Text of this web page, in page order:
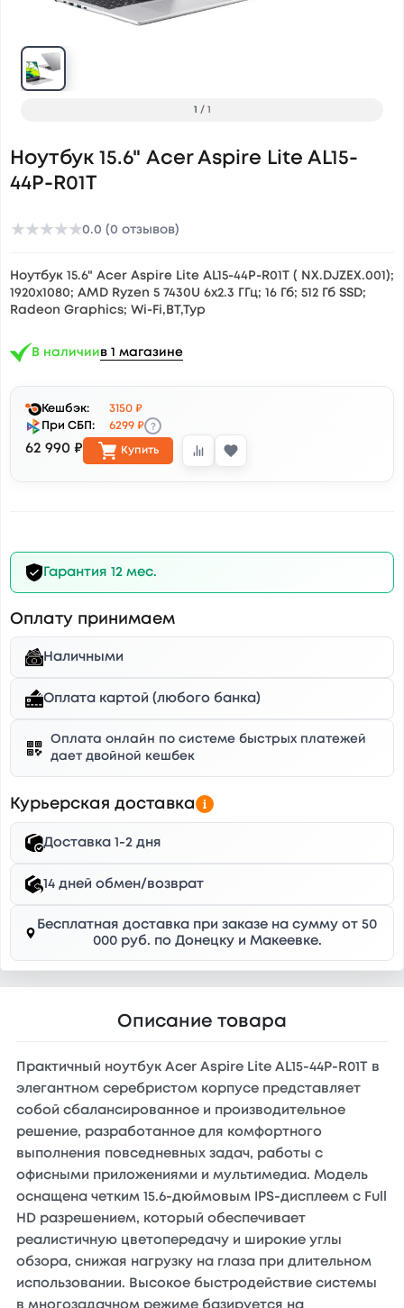
1 / 1
Ноутбук 15.6" Acer Aspire Lite AL15-
44P-R01T
★★★★★0.0 (0 отзывов)
Ноутбук 15.6" Acer Aspire Lite AL15-44P-R01T ( NX.DJZEX.001);
1920х1080; AMD Ryzen 5 7430U 6x2.3 ГГц; 16 Гб; 512 Гб SSD;
Radeon Graphics; Wi-Fi,BT,Typ
В наличиив 1 магазине
Кешбэк:
3150 ₽
При СБП:
6299 ₽ ?
62 990 ₽ Купить
Гарантия 12 мес.
Оплату принимаем
Наличными
Оплата картой (любого банка)
Оплата онлайн по системе быстрых платежей
дает двойной кешбек
Курьерская доставка
Доставка 1-2 дня
14 дней обмен/возврат
Бесплатная доставка при заказе на сумму от 50
000 руб. по Донецку и Макеевке.
Описание товара
Практичный ноутбук Acer Aspire Lite AL15-44P-R01T в
элегантном серебристом корпусе представляет
собой сбалансированное и производительное
решение, разработанное для комфортного
выполнения повседневных задач, работы с
офисными приложениями и мультимедиа. Модель
оснащена четким 15.6-дюймовым IPS-дисплеем с Full
HD разрешением, который обеспечивает
реалистичную цветопередачу и широкие углы
обзора, снижая нагрузку на глаза при длительном
использовании. Высокое быстродействие системы
в многозадачном режиме базируется на